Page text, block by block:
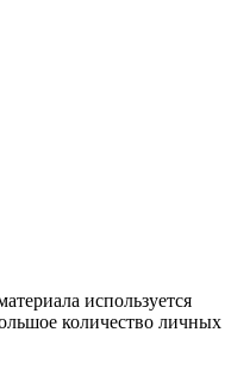
используется
количество личных